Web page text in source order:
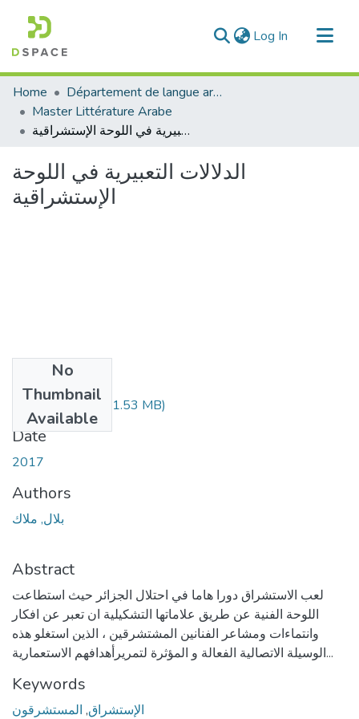
Log In (current)
Communities & Collections
All of DSpace
Statistics
Home
Département de langue arabe
Master Littérature Arabe
الدلالات التعبيرية في اللوحة الإستشراقية
الدلالات التعبيرية في اللوحة
الإستشراقية
No
Thumbnail
Available
Melak-Bilal.pdf(11.53 MB)
Date
2017
Authors
بلال, ملاك
Abstract
لعب الاستشراق دورا هاما في احتلال الجزائر حيث استطاعت
اللوحة الفنية عن طريق علاماتها التشكيلية ان تعبر عن افكار
وانتماءات ومشاعر الفنانين المشتشرقين ، الذين استغلو هذه
الوسيلة الاتصالية الفعالة و المؤثرة لتمريرأهدافهم الاستعمارية...
Keywords
الإستشراق, المستشرقون